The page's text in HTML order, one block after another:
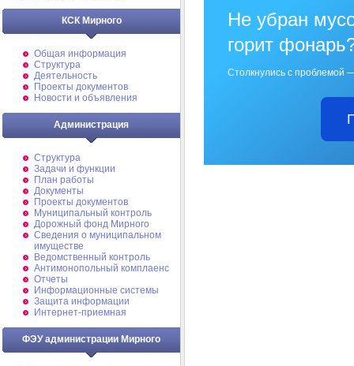
КСК Мирного
Общая информация
Структура
Деятельность
Проекты документов
Новости и объявления
Администрация
Структура
Задачи и функции
План работы
Документы
Проекты документов
Муниципальный контроль
Дорожный фонд Мирного
Cведения о муниципальном
имуществе
Ведомственный контроль
Антимонопольный комплаенс
Отчеты
Информационные системы
Защита информации
Интернет-приемная
ФЭУ администрации Мирного
Не убран
горит
Столкнулись с проблемой